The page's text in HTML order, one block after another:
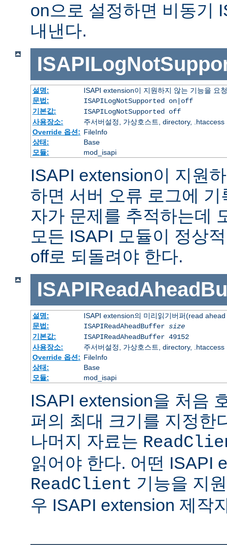
on으로 설정하면 비동기
내낸다.
설명:
ISAPI extension이 지원하지 않는 기능을 요
문법:
ISAPILogNotSupported on|off
기본값:
ISAPILogNotSupported off
사용장소:
주서버설정, 가상호스트, directory, .htaccess
Override 옵션: FileInfo
상태:
Base
모듈:
mod_isapi
ISAPI extension이 지원
하면 서버 오류 로그에
자가 문제를 추적하는데
모든 ISAPI 모듈이 정상
off로 되돌려야 한다.
설명:
ISAPI extension의 미리읽기버퍼(read
문법:
ISAPIReadAheadBuffer size
기본값:
ISAPIReadAheadBuffer 49152
사용장소:
주서버설정, 가상호스트, directory, .htaccess
Override 옵션: FileInfo
상태:
Base
모듈:
mod_isapi
ISAPI extension을 처음
퍼의 최대 크기를 지정한
나머지 자료는
읽어야 한다. 어떤 ISAPI
ReadClient 기능을 지
우 ISAPI extension 제작